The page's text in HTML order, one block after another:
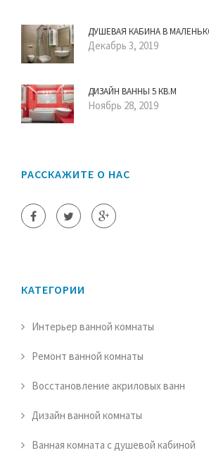
ДУШЕВАЯ КАБИНА В
Декабрь 3, 2019
ДИЗАЙН ВАННЫ 5 КВ.М
Ноябрь 28, 2019
РАССКАЖИТЕ О НАС
КАТЕГОРИИ
Интерьер ванной комнаты
Ремонт ванной комнаты
Восстановление акриловых ванн
Дизайн ванной комнаты
Ванная комната с душевой кабиной